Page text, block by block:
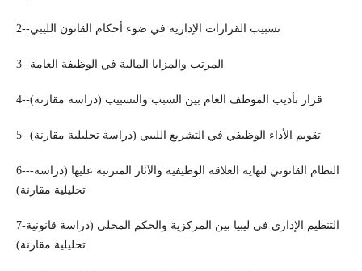
2--تسبيب القرارات الإدارية في ضوء أحكام القانون الليبي
3--المرتب والمزايا المالية في الوظيفة العامة
4--قرار تأديب الموظف العام بين السبب والتسبيب (دراسة مقارنة)
5--تقويم الأداء الوظيفي في التشريع الليبي (دراسة تحليلية مقارنة)
6---النظام القانوني لنهاية العلاقة الوظيفية والآثار المترتبة عليها (دراسة
تحليلية مقارنة)
7-التنظيم الإداري في ليبيا بين المركزية والحكم المحلي (دراسة قانونية
تحليلية مقارنة)